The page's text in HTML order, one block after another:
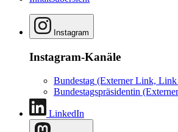
Instagram
Instagram-Kanäle
Bundestag (Externer Link, Link
Bundestagspräsidentin
LinkedIn